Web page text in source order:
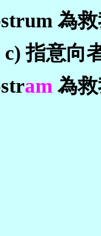
為
指意向
am 為